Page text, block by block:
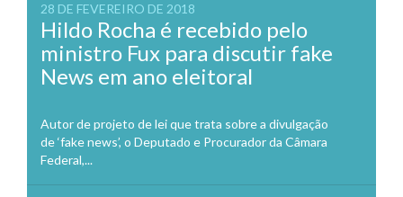
28 DE FEVEREIRO DE 2018
Hildo Rocha é recebido pelo
ministro Fux para discutir fake
News em ano eleitoral
Autor de projeto de lei que trata sobre a divulgação
de ‘fake news’, o Deputado e Procurador da Câmara
Federal,...